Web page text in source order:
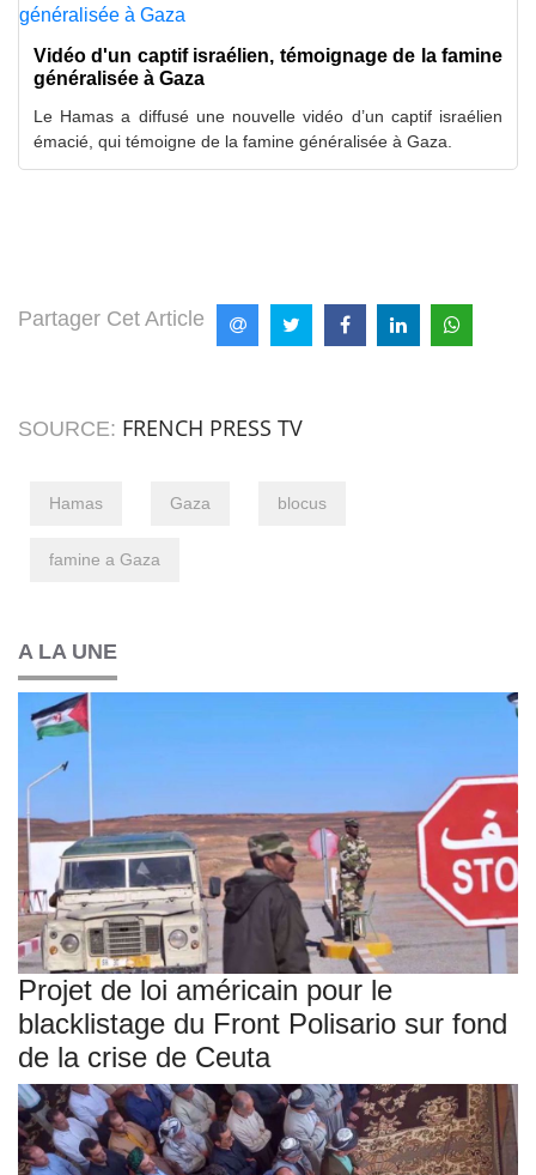
Vidéo d'un captif israélien, témoignage de la famine
généralisée à Gaza
Le Hamas a diffusé une nouvelle vidéo d’un captif israélien
émacié, qui témoigne de la famine généralisée à Gaza.
Partager Cet Article
SOURCE: FRENCH PRESS TV
Hamas Gaza blocus
famine a Gaza
A LA UNE
Projet de loi américain pour le
blacklistage du Front Polisario sur fond
de la crise de Ceuta